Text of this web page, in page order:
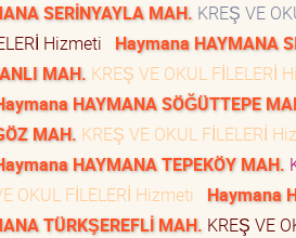
SERİNYAYLA MAH. KREŞ VE
Hizmeti Haymana HAYMANA
MAH. KREŞ VE OKUL FİLELERİ
HAYMANA SÖĞÜTTEPE
MAH. KREŞ VE OKUL FİLELERİ
HAYMANA TEPEKÖY MAH.
OKUL FİLELERİ Hizmeti Haymana
TÜRKŞEREFLİ MAH. KREŞ VE